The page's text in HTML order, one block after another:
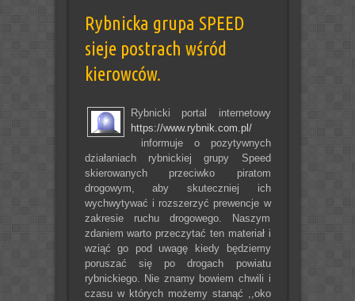
Rybnicka grupa SPEED
sieje postrach wśród
kierowców.
Rybnicki portal internetowy
https://www.rybnik.com.pl/
informuje o pozytywnych
działaniach rybnickiej grupy Speed
skierowanych przeciwko piratom
drogowym, aby skuteczniej ich
wychwytywać i rozszerzyć prewencje w
zakresie ruchu drogowego. Naszym
zdaniem warto przeczytać ten materiał i
wziąć go pod uwagę kiedy będziemy
poruszać się po drogach powiatu
rybnickiego. Nie znamy bowiem chwili i
czasu w których możemy stanąć ,,oko